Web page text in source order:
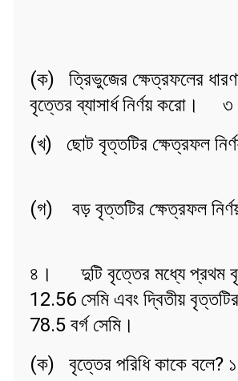
(ক) ত্রিভুজের ক্ষেত্রফলের
বৃত্তের ব্যাসার্ধ নির্ণয় করো। ৩
(খ) ছোট বৃত্তটির ক্ষেত্রফল
(গ) বড় বৃত্তটির ক্ষেত্রফল
৪। দুটি বৃত্তের মধ্যে প্রথম
12.56 সেমি এবং দ্বিতীয়
78.5 বর্গ সেমি।
(ক) বৃত্তের পরিধি কাকে বলে? ১